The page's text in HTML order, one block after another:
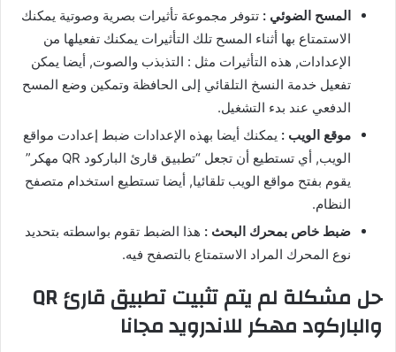
المسح الضوئي : تتوفر مجموعة تأثيرات بصرية وصوتية يمكنك
الاستمتاع بها أثناء المسح تلك التأثيرات يمكنك تفعيلها من
الإعدادات, هذه التأثيرات مثل : التذبذب والصوت, أيضا يمكن
تفعيل خدمة النسخ التلقائي إلى الحافظة وتمكين وضع المسح
الدفعي عند بدء التشغيل.
موقع الويب : يمكنك أيضا بهذه الإعدادات ضبط إعدادت مواقع
الويب, أي تستطيع أن تجعل “تطبيق قارئ الباركود QR مهكر”
يقوم بفتح مواقع الويب تلقائيا, أيضا تستطيع استخدام متصفح
النظام.
ضبط خاص بمحرك البحث : هذا الضبط تقوم بواسطته بتحديد
نوع المحرك المراد الاستمتاع بالتصفح فيه.
حل مشكلة لم يتم تثبيت تطبيق قارئ QR
والباركود مهكر للاندرويد مجانا